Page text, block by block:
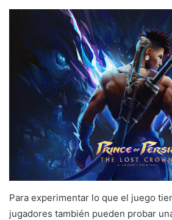
Para experimentar lo que el juego
jugadores también pueden probar